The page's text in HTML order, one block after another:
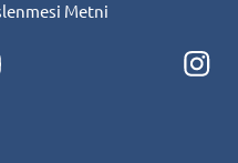
Metni